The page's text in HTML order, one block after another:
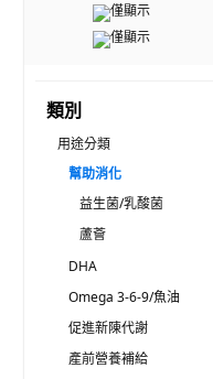
僅顯示
僅顯示
類別
用途分類
幫助消化
益生菌/乳酸菌
蘆薈
DHA
Omega 3-6-9/魚油
促進新陳代謝
產前營養補給